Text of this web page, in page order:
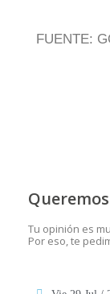
FUENTE:
Tu opinión es
Por eso, te